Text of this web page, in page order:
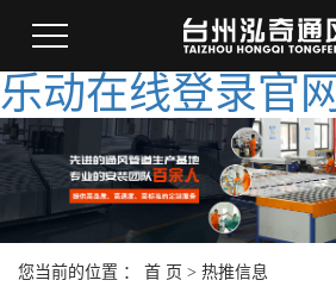
乐动在线登录官网
您当前的位置 ： 首 页 > 热推信息